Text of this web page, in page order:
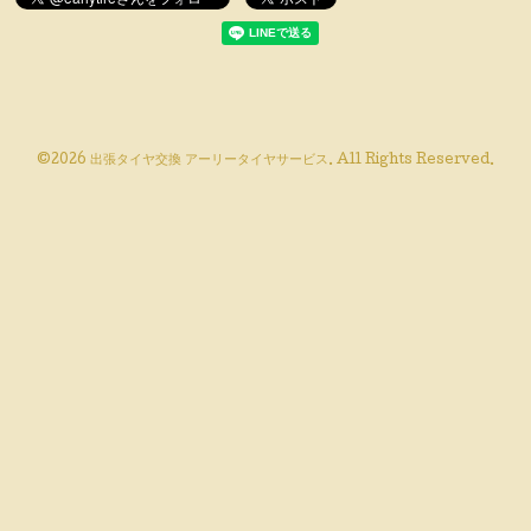
©2026 出張タイヤ交換 アーリータイヤサービス. All Rights Reserved.